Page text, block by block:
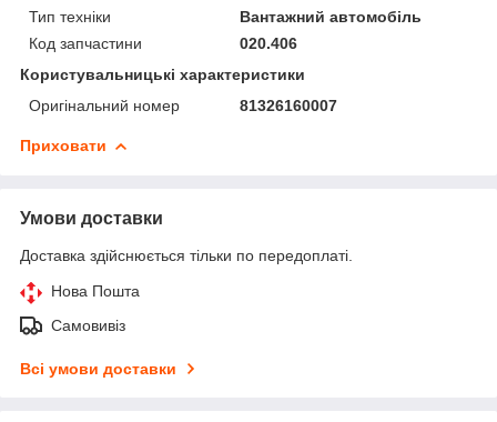
Тип техніки
Вантажний автомобіль
Код запчастини
020.406
Користувальницькі характеристики
Оригінальний номер
81326160007
Приховати
Умови доставки
Доставка здійснюється тільки по передоплаті.
Нова Пошта
Самовивіз
Всі умови доставки